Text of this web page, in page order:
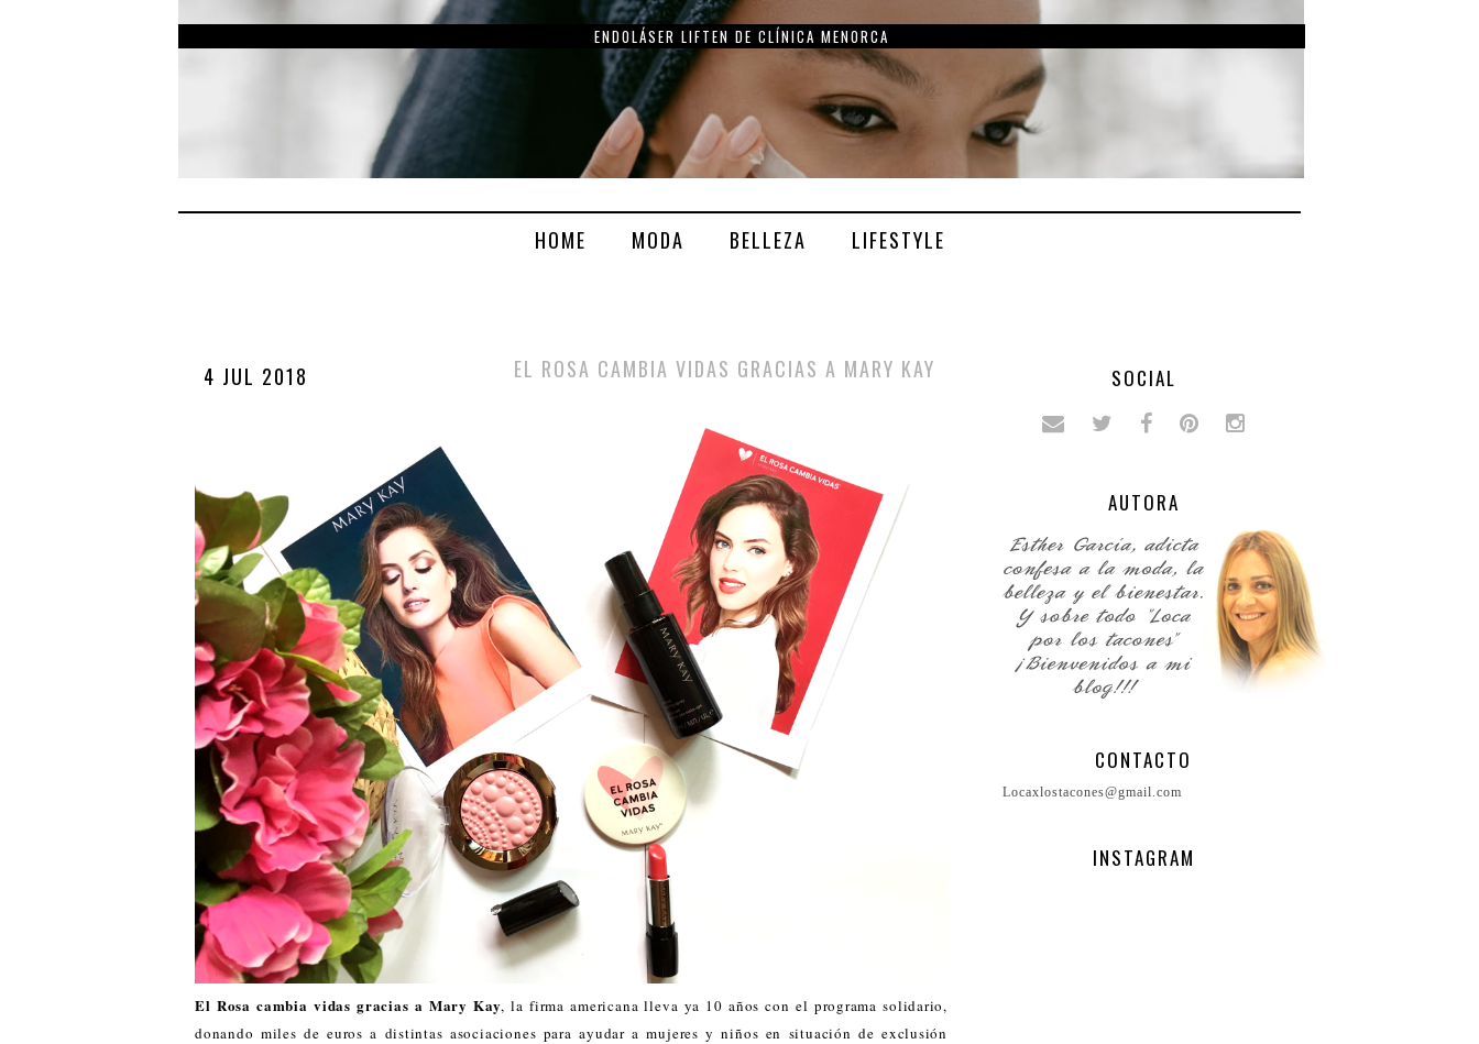
ENDOLÁSER LIFTEN DE CLÍNICA MENORCA
HOME MODA BELLEZA LIFESTYLE
4 JUL 2018 EL ROSA CAMBIA VIDAS GRACIAS A MARY KAY
El Rosa cambia vidas gracias a Mary Kay, la firma americana lleva ya 10 años con el programa solidario,
donando miles de euros a distintas asociaciones para ayudar a mujeres y niños en situación de exclusión
SOCIAL
AUTORA
CONTACTO
Locaxlostacones@gmail.com
INSTAGRAM